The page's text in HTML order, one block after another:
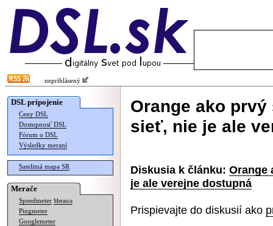
neprihlásený
DSL pripojenie
Ceny DSL
Dostupnosť DSL
Fórum o DSL
Výsledky meraní
Satelitná mapa SR
Merače
Speedmeter Merania
Pingmeter
Googlemeter
Orange ako
sieť, nie je ale
Diskusia k článku: Orange
je ale verejne dostupná
Prispievajte do diskusií ako